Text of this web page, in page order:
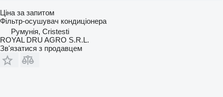
Ціна за запитом
Фільтр-осушувач кондиціонера
Румунія, Cristesti
ROYAL DRU AGRO S.R.L.
Зв'язатися з продавцем